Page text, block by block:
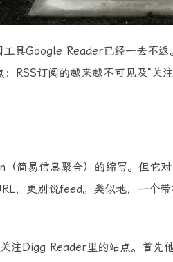
具Google Reader已经一去不
RSS订阅的越来越不可见及“
简易信息聚合）的缩写。但它
，更别说feed。类似地，一个
注Digg Reader里的站点。首先